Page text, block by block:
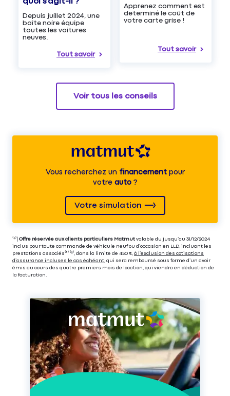
Depuis juillet 2024, une
boîte noire équipe
toutes les voitures
neuves.
Tout savoir
Apprenez comment est
determiné le coût de
votre carte grise !
Tout savoir
Voir tous les conseils
Vous recherchez unfinancementpour
votre auto?
Votre simulation
⁽⁴⁾| Offre réservée aux clients particuliers Matmut valable du jusqu’au 31/12/2024
inclus pour toute commande de véhicule neuf ou d’occasion en LLD, incluant les
prestations associés⁽³⁾ ⁽⁵⁾, dans la limite de 450 €, à l’exclusion des cotisations
d’assurance incluses le cas échéant, qui sera remboursé sous forme d’un avoir
émis au cours des quatre premiers mois de location, qui viendra en déduction de
la facturation.